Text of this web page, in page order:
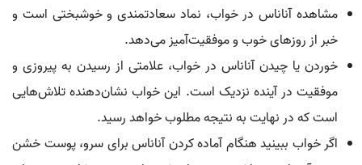
مشاهده آناناس در خواب، نماد سعادتمندی و خوشبختی است و
خبر از روزهای خوب و موفقیت‌آمیز می‌دهد.
خوردن یا چیدن آناناس در خواب، علامتی از رسیدن به پیروزی و
موفقیت در آینده نزدیک است. این خواب نشان‌دهنده تلاش‌هایی
است که در نهایت به نتیجه مطلوب خواهد رسید.
اگر خواب ببینید هنگام آماده کردن آناناس برای سرو، پوست خشن